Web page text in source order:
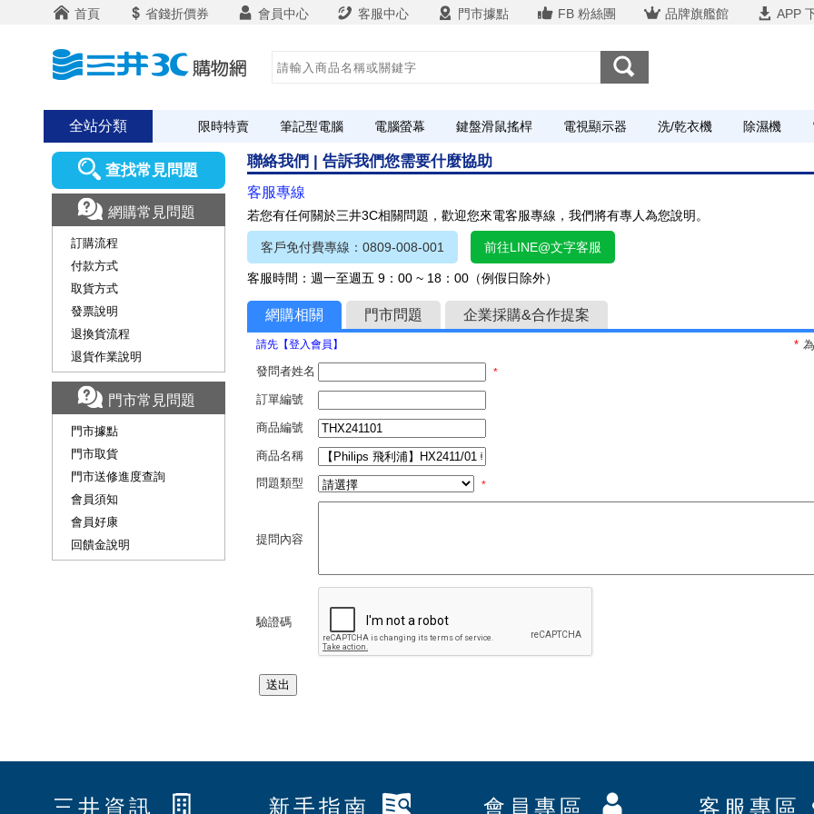
首頁 省錢折價券 會員中心 客服中心 門市據點 FB 粉絲團 品牌旗艦館 APP
全站分類 限時特賣 筆記型電腦 電腦螢幕 鍵盤滑鼠搖桿 電視顯示器 洗/乾衣機 除濕機
聯絡我們 | 告訴我們您需要什麼協助
客服專線
若您有任何關於三井3C相關問題，歡迎您來電客服專線，我們將有專人為您說明。
客戶免付費專線：0809-008-001 前往LINE@文字客服
客服時間：週一至週五 9：00 ~ 18：00（例假日除外）
網購相關 門市問題 企業採購&合作提案
請先【登入會員】 *
發問者姓名
*
訂單編號
商品編號
商品名稱
問題類型
*
提問內容
驗證碼
查找常見問題
網購常見問題
訂購流程
付款方式
取貨方式
發票說明
退換貨流程
退貨作業說明
門市常見問題
門市據點
門市取貨
門市送修進度查詢
會員須知
會員好康
回饋金說明
三井資訊 新手指南 會員專區 客服專區